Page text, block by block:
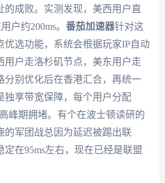
的成败。实测发现，美西用户直
户约200ms。 番茄加速器针对这
优选功能，系统会根据玩家IP自动
用户走洛杉矶节点，美东用户走
分别优化后在香港汇合，再统一
独享带宽保障，每个用户分配
峰期拥堵。有个在波士顿读研的
的军团战总因为延迟被踢出联
在95ms左右，现在已经是联盟